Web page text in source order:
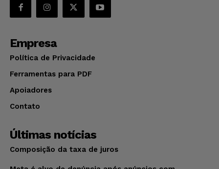
Empresa
Política de Privacidade
Ferramentas para PDF
Apoiadores
Contato
Últimas notícias
Composição da taxa de juros